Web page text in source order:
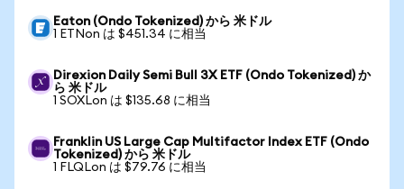
Eaton (Ondo Tokenized) から 米ドル
1 ETNon は $451.34 に相当
Direxion Daily Semi Bull 3X ETF (Ondo Tokenized) か
ら 米ドル
1 SOXLon は $135.68 に相当
Franklin US Large Cap Multifactor Index ETF (Ondo
Tokenized) から 米ドル
1 FLQLon は $79.76 に相当